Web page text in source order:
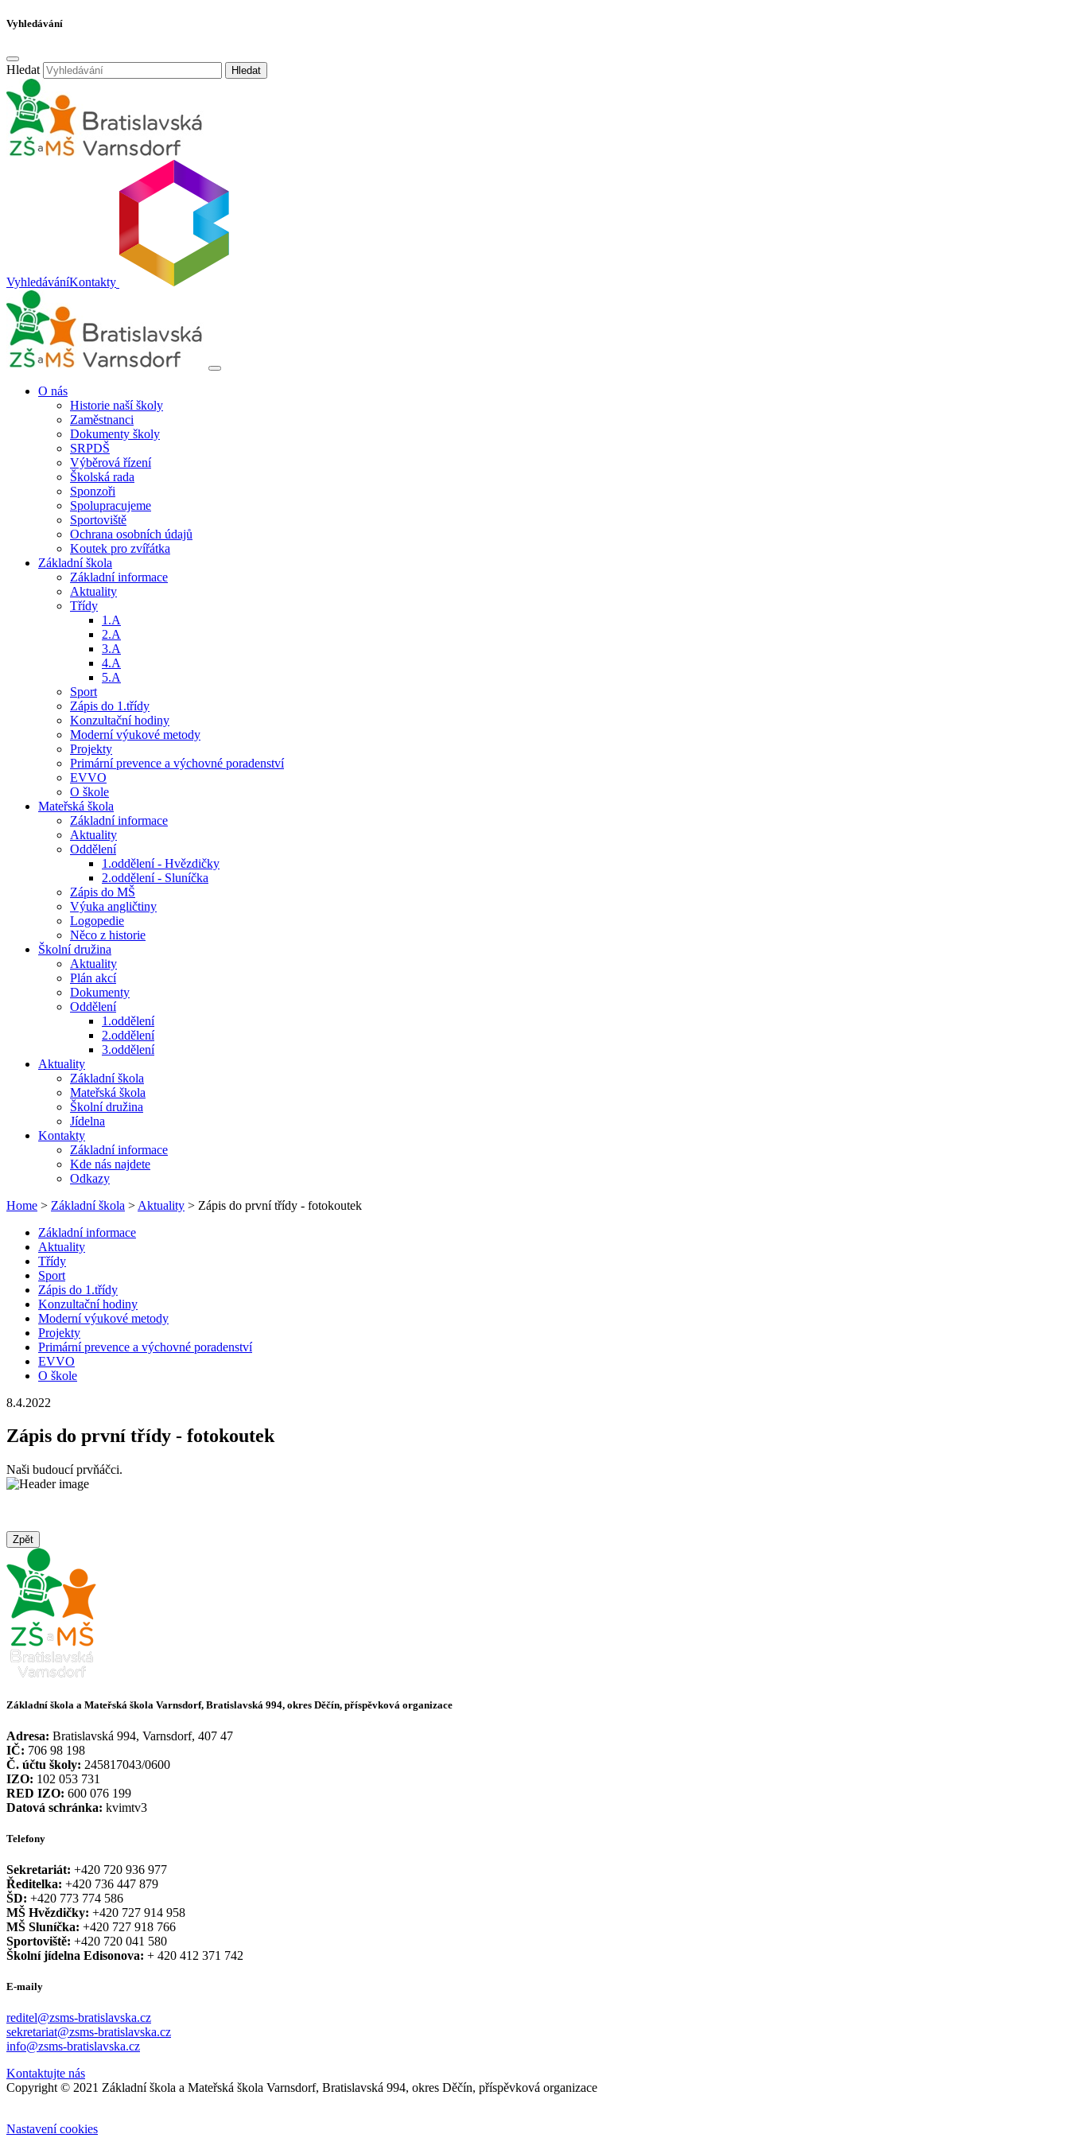
Vyhledávání
Hledat Hledat
VyhledáváníKontakty
O nás
Historie naší školy
Zaměstnanci
Dokumenty školy
SRPDŠ
Výběrová řízení
Školská rada
Sponzoři
Spolupracujeme
Sportoviště
Ochrana osobních údajů
Koutek pro zvířátka
Základní škola
Základní informace
Aktuality
Třídy
1.A
2.A
3.A
4.A
5.A
Sport
Zápis do 1.třídy
Konzultační hodiny
Moderní výukové metody
Projekty
Primární prevence a výchovné poradenství
EVVO
O škole
Mateřská škola
Základní informace
Aktuality
Oddělení
1.oddělení - Hvězdičky
2.oddělení - Sluníčka
Zápis do MŠ
Výuka angličtiny
Logopedie
Něco z historie
Školní družina
Aktuality
Plán akcí
Dokumenty
Oddělení
1.oddělení
2.oddělení
3.oddělení
Aktuality
Základní škola
Mateřská škola
Školní družina
Jídelna
Kontakty
Základní informace
Kde nás najdete
Odkazy
Home > Základní škola > Aktuality > Zápis do první třídy - fotokoutek
Základní informace
Aktuality
Třídy
Sport
Zápis do 1.třídy
Konzultační hodiny
Moderní výukové metody
Projekty
Primární prevence a výchovné poradenství
EVVO
O škole
8.4.2022
Zápis do první třídy - fotokoutek
Naši budoucí prvňáčci.
Zpět
Základní škola a Mateřská škola Varnsdorf, Bratislavská 994, okres Děčín, příspěvková organizace
Adresa: Bratislavská 994, Varnsdorf, 407 47
IČ: 706 98 198
Č. účtu školy: 245817043/0600
IZO: 102 053 731
RED IZO: 600 076 199
Datová schránka: kvimtv3
Telefony
Sekretariát: +420 720 936 977
Ředitelka: +420 736 447 879
ŠD: +420 773 774 586
MŠ Hvězdičky: +420 727 914 958
MŠ Sluníčka: +420 727 918 766
Sportoviště: +420 720 041 580
Školní jídelna Edisonova: + 420 412 371 742
E-maily
reditel@zsms-bratislavska.cz
sekretariat@zsms-bratislavska.cz
info@zsms-bratislavska.cz
Kontaktujte nás
Copyright © 2021 Základní škola a Mateřská škola Varnsdorf, Bratislavská 994, okres Děčín, příspěvková organizace
Nastavení cookies